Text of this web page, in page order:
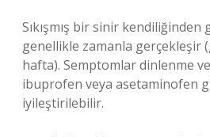
Sıkışmış bir sinir kendiliğinden
genellikle zamanla gerçekleşir
hafta). Semptomlar dinlenme
ibuprofen veya asetaminofen
iyileştirilebilir.